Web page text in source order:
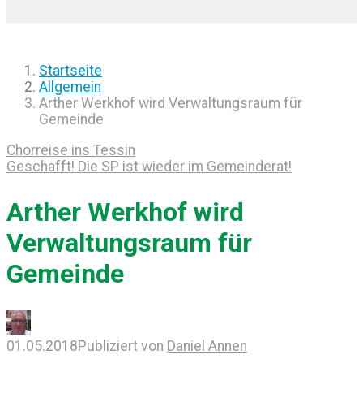
Startseite
Allgemein
Arther Werkhof wird Verwaltungsraum für
Gemeinde
Chorreise ins Tessin
Geschafft! Die SP ist wieder im Gemeinderat!
Arther Werkhof wird
Verwaltungsraum für
Gemeinde
01.05.2018Publiziert von Daniel Annen